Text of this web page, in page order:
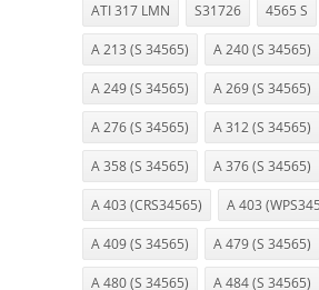
ATI 317 LMN S31726 4565 S
A 213 (S 34565) A 240 (S 34565)
A 249 (S 34565) A 269 (S 34565)
A 276 (S 34565) A 312 (S 34565)
A 358 (S 34565) A 376 (S 34565)
A 403 (CRS34565) A 403
A 409 (S 34565) A 479 (S 34565)
A 480 (S 34565) A 484 (S 34565)